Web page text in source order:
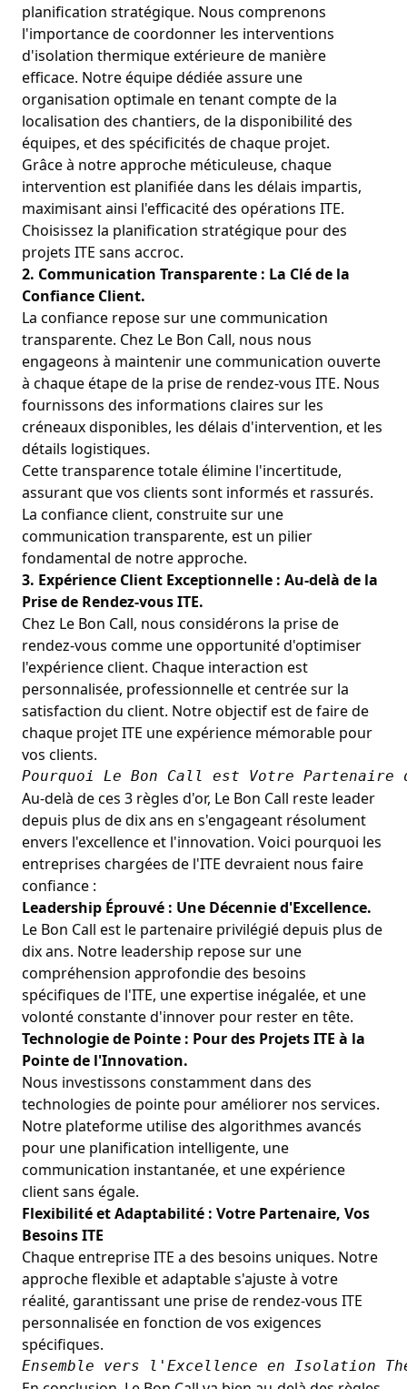
planification stratégique. Nous comprenons
l'importance de coordonner les interventions
d'isolation thermique extérieure de manière
efficace. Notre équipe dédiée assure une
organisation optimale en tenant compte de la
localisation des chantiers, de la disponibilité des
équipes, et des spécificités de chaque projet.
Grâce à notre approche méticuleuse, chaque
intervention est planifiée dans les délais impartis,
maximisant ainsi l'efficacité des opérations ITE.
Choisissez la planification stratégique pour des
projets ITE sans accroc.
2. Communication Transparente : La Clé de la
Confiance Client.
La confiance repose sur une communication
transparente. Chez Le Bon Call, nous nous
engageons à maintenir une communication ouverte
à chaque étape de la prise de rendez-vous ITE. Nous
fournissons des informations claires sur les
créneaux disponibles, les délais d'intervention, et les
détails logistiques.
Cette transparence totale élimine l'incertitude,
assurant que vos clients sont informés et rassurés.
La confiance client, construite sur une
communication transparente, est un pilier
fondamental de notre approche.
3. Expérience Client Exceptionnelle : Au-delà de la
Prise de Rendez-vous ITE.
Chez Le Bon Call, nous considérons la prise de
rendez-vous comme uneopportunité d'optimiser
l'expérience client. Chaque interaction est
personnalisée, professionnelle et centrée sur la
satisfaction du client. Notre objectif est de faire de
chaque projet ITE une expérience mémorable pour
vos clients.
Pourquoi Le Bon Call est Votre Partenaire
Au-delà de ces 3 règles d'or, Le Bon Call reste leader
depuis plus de dix ans en s'engageant résolument
envers l'excellence et l'innovation. Voici pourquoi les
entreprises chargées de l'ITE devraient nous faire
confiance :
Leadership Éprouvé : Une Décennie d'Excellence.
Le Bon Call est le partenaire privilégié depuis plus de
dix ans. Notre leadership repose sur une
compréhension approfondie des besoins
spécifiques de l'ITE, une expertise inégalée, et une
volonté constante d'innover pour rester en tête.
Technologie de Pointe : Pour des Projets ITE à la
Pointe de l'Innovation.
Nous investissons constamment dans des
technologies de pointe pour améliorer nos services.
Notre plateforme utilise des algorithmes avancés
pour une planification intelligente, une
communication instantanée, et une expérience
client sans égale.
Flexibilité et Adaptabilité : Votre Partenaire, Vos
Besoins ITE
Chaque entreprise ITE a des besoins uniques. Notre
approche flexible et adaptable s'ajuste à votre
réalité, garantissant une prise de rendez-vous ITE
personnalisée en fonction de vos exigences
spécifiques.
Ensemble vers l'Excellence en Isolation